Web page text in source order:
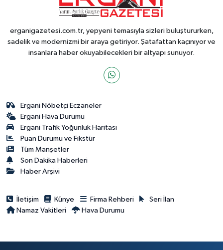
erganigazetesi.com.tr, yepyeni temasıyla sizleri buluştururken,
sadelik ve modernizmi bir araya getiriyor. Şatafattan kaçınıyor ve
insanlara haber okuyabilecekleri bir altyapı sunuyor.
Ergani Nöbetçi Eczaneler
Ergani Hava Durumu
Ergani Trafik Yoğunluk Haritası
Puan Durumu ve Fikstür
Tüm Manşetler
Son Dakika Haberleri
Haber Arşivi
İletişim Künye Firma Rehberi
Seri İlan
Namaz Vakitleri
Hava Durumu